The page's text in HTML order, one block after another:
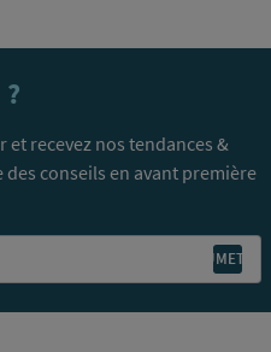
recevez nos tendances &
conseils en avant première